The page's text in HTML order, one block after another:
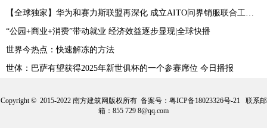
【全球独家】华为和赛力斯联盟再深化 成立AITO问界销服联合工作组
“公园+商业+消费”带动就业 经济效益逐步显现|全球快播
世界今热点：快速解冻的方法
世体：巴萨有望获得2025年新世俱杯的一个参赛席位 今日播报
Copyright © 2015-2022 南方建筑网版权所有 备案号： 粤ICP备18023326号-21 联系邮
箱：855 729 8@qq.com